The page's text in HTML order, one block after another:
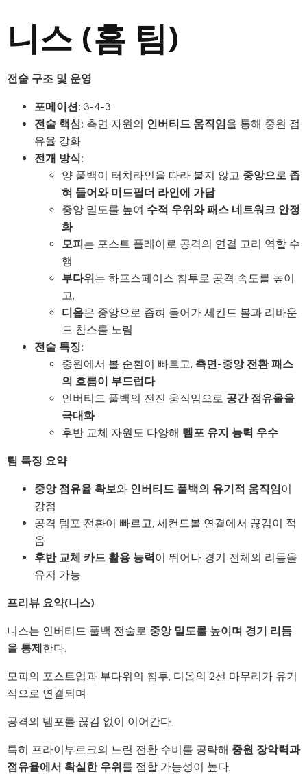
니스 (홈 팀)
전술 구조 및 운영
포메이션: 3-4-3
전술 핵심: 측면 자원의 인버티드 움직임을 통해 중원 점
유율 강화
전개 방식:
양 풀백이 터치라인을 따라 붙지 않고 중앙으로 좁
혀 들어와 미드필더 라인에 가담
중앙 밀도를 높여 수적 우위와 패스 네트워크 안정
화
모피는 포스트 플레이로 공격의 연결 고리 역할 수
행
부다위는 하프스페이스 침투로 공격 속도를 높이
고,
디옵은 중앙으로 좁혀 들어가 세컨드 볼과 리바운
드 찬스를 노림
전술 특징:
중원에서 볼 순환이 빠르고, 측면-중앙 전환 패스
의 흐름이 부드럽다
인버티드 풀백의 전진 움직임으로 공간 점유율을
극대화
후반 교체 자원도 다양해 템포 유지 능력 우수
팀 특징 요약
중앙 점유율 확보와 인버티드 풀백의 유기적 움직임이
강점
공격 템포 전환이 빠르고, 세컨드볼 연결에서 끊김이 적
음
후반 교체 카드 활용 능력이 뛰어나 경기 전체의 리듬을
유지 가능
프리뷰 요약(니스)
니스는 인버티드 풀백 전술로 중앙 밀도를 높이며 경기 리듬
을 통제한다.
모피의 포스트업과 부다위의 침투, 디옵의 2선 마무리가 유기
적으로 연결되며
공격의 템포를 끊김 없이 이어간다.
특히 프라이부르크의 느린 전환 수비를 공략해 중원 장악력과
점유율에서 확실한 우위를 점할 가능성이 높다.